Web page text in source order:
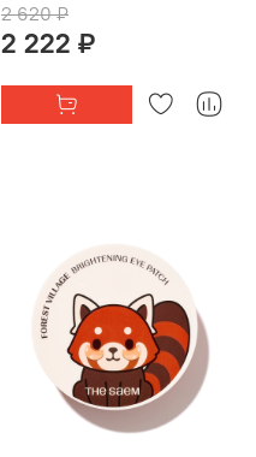
2 620 ₽
2 222 ₽